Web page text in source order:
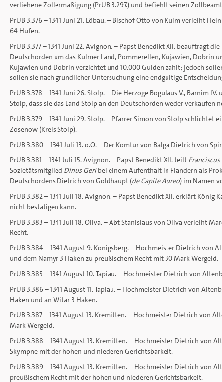
verliehene Zollermäßigung (PrUB 3.297.) und befiehlt seinen
PrUB 3.376 – 1341 Juni 21. Löbau. – Bischof Otto von Kulm verleiht
64 Hufen.
PrUB 3.377 – 1341 Juni 22. Avignon. – Papst Benedikt XII. beauftragt
Deutschorden um das Kulmer Land, Pommerellen, Kujawien, Dobrin
Kujawien und Dobrin verzichtet und 10.000 Gulden zahlt; jedoch
sollen sie nach gründlicher Untersuchung eine endgültige
PrUB 3.378 – 1341 Juni 26. Stolp. – Die Herzöge Bogulaus V., Barnim
Stolp, dass sie das Land Stolp an den Deutschorden weder verkaufen
PrUB 3.379 – 1341 Juni 29. Stolp. – Pfarrer Simon von Stolp
Zosenow (Kreis Stolp).
PrUB 3.380 – 1341 Juli 13. o.O. – Der Komtur von Balga Dietrich von
PrUB 3.381 – 1341 Juli 15. Avignon. – Papst Benedikt XII. teilt
Sozietätsmitglied Dinus Geribei einem Aufenthalt in Flandern als
Deutschordens Dietrich von Goldhaupt (de Capite Aureo) im Namen
PrUB 3.382 – 1341 Juli 18. Avignon. – Papst Benedikt XII. erklärt
nicht bestätigen kann.
PrUB 3.383 – 1341 Juli 18. Oliva. – Abt Stanislaus von Oliva verleiht
Recht.
PrUB 3.384 – 1341 August 9. Königsberg. – Hochmeister Dietrich
und dem Namyr 3 Haken zu preußischem Recht mit 30 Mark Wergeld.
PrUB 3.385 – 1341 August 10. Tapiau. – Hochmeister Dietrich von
PrUB 3.386 – 1341 August 11. Tapiau. – Hochmeister Dietrich von
Haken und an Witar 3 Haken.
PrUB 3.387 – 1341 August 13. Kremitten. – Hochmeister Dietrich von
Mark Wergeld.
PrUB 3.388 – 1341 August 13. Kremitten. – Hochmeister Dietrich von
Skympne mit der hohen und niederen Gerichtsbarkeit.
PrUB 3.389 – 1341 August 13. Kremitten. – Hochmeister Dietrich von
preußischem Recht mit der hohen und niederen Gerichtsbarkeit.